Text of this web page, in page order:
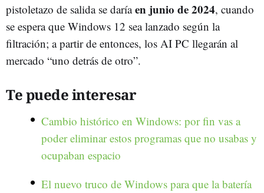
pistoletazo de salida se daríaen junio de 2024, cuando
se espera que Windows 12 sea lanzado según la
filtración; a partir de entonces, los AI PC llegarán al
mercado “uno detrás de otro”.
Te puede interesar
Cambio histórico en Windows: por fin vas a
poder eliminar estos programas que no usabas y
ocupaban espacio
El nuevo truco de Windows para que la batería